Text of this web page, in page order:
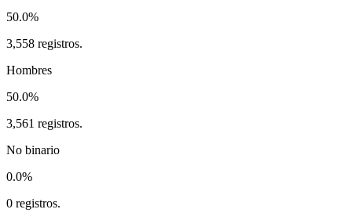
50.0%
3,558 registros.
Hombres
50.0%
3,561 registros.
No binario
0.0%
0 registros.